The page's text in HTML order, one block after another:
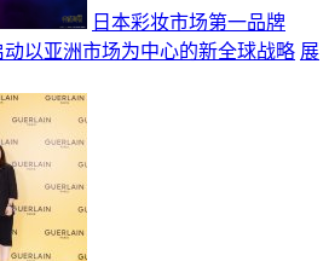
日本彩妆市场第一品牌
以亚洲市场为中心的新全球战略 展